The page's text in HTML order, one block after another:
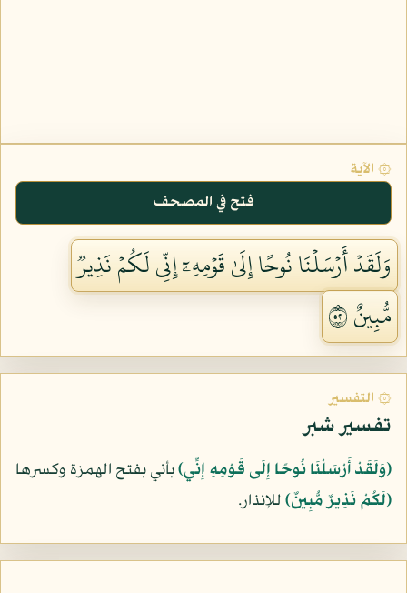
۞ الآية
فتح في المصحف
وَلَقَدۡ أَرۡسَلۡنَا نُوحًا إِلَىٰ قَوۡمِهِۦٓ إِنِّي لَكُمۡ نَذِيرٞ
مُّبِينٌ ٢٥
۞ التفسير
تفسير شبر
﴿وَلَقَدْ أَرْسَلْنَا نُوحًا إِلَى قَوْمِهِ إِنِّي﴾بأني بفتح الهمزة وكسرها
﴿لَكُمْ نَذِيرٌ مُّبِينٌ﴾للإنذار.